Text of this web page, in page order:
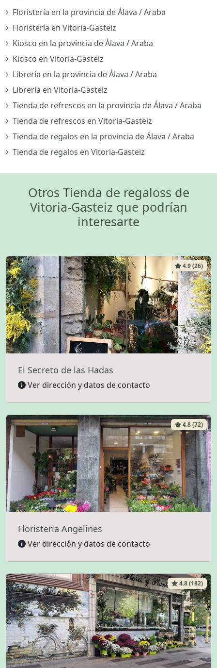
Floristería en la provincia de Álava / Araba
Floristería en Vitoria-Gasteiz
Kiosco en la provincia de Álava / Araba
Kiosco en Vitoria-Gasteiz
Librería en la provincia de Álava / Araba
Librería en Vitoria-Gasteiz
Tienda de refrescos en la provincia de Álava / Araba
Tienda de refrescos en Vitoria-Gasteiz
Tienda de regalos en la provincia de Álava / Araba
Tienda de regalos en Vitoria-Gasteiz
Otros Tienda de regaloss de
Vitoria-Gasteiz que podrían
interesarte
4.9 (26)
El Secreto de las Hadas
Ver dirección y datos de contacto
4.8 (72)
Floristeria Angelines
Ver dirección y datos de contacto
4.8 (182)